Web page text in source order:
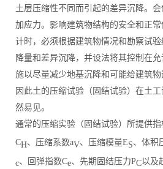
土层压缩性不同而引起的差异沉降。
加应力。影响建筑物结构的安全和正
计时，必须根据建筑物情况和勘察试
降量和差异沉降，并设法将其控制在
施以尽量减少地基沉降和可能给建筑物
因此土的压缩试验（固结试验）在土
然易见。
通常的压缩实验（固结试验）所提供
CH、压缩系数aV、压缩模量ES、体积
c、回弹指数Ce、先期固结压力PC以及